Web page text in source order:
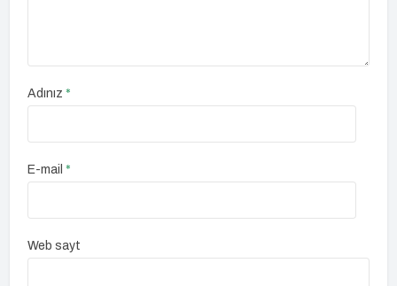
Adınız*
E-mail*
Web sayt